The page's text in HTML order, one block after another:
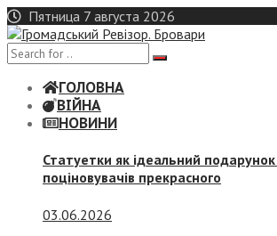
Skip
to
content
Пятница 7 августа 2026
ГОЛОВНА
ВІЙНА
НОВИНИ
Статуетки як ідеальний
поціновувачів прекрасного
03.06.2026